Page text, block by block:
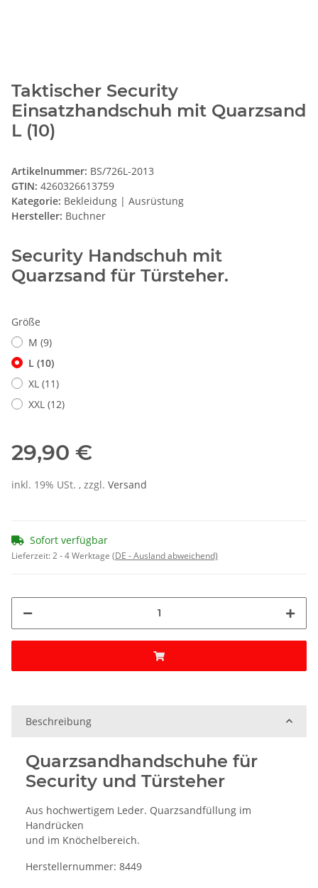
Taktischer Security
Einsatzhandschuh mit Quarzsand
L (10)
Artikelnummer: BS/726L-2013
GTIN: 4260326613759
Kategorie: Bekleidung | Ausrüstung
Hersteller: Buchner
Security Handschuh mit
Quarzsand für Türsteher.
Größe
M (9)
L (10)
XL (11)
XXL (12)
29,90 €
inkl. 19% USt. , zzgl. Versand
Sofort verfügbar
Lieferzeit:2 - 4 Werktage (DE - Ausland abweichend)
Beschreibung
Quarzsandhandschuhe für
Security und Türsteher
Aus hochwertigem Leder. Quarzsandfüllung im
Handrücken
und im Knöchelbereich.
Herstellernummer: 8449